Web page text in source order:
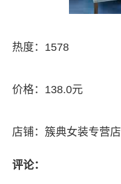
热度：1578
价格：138.0元
店铺：簇典女装专营店
评论：